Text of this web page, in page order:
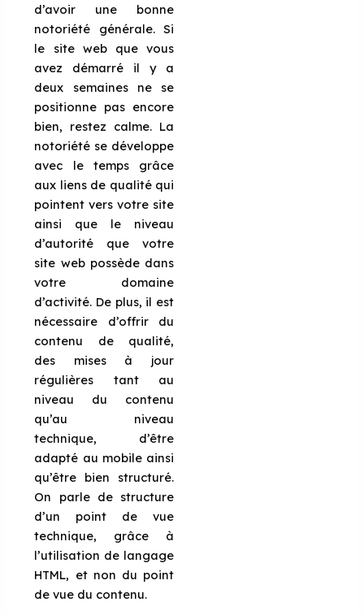
d’avoir une bonne
notoriété générale. Si
le site web que vous
avez démarré il y a
deux semaines ne se
positionne pas encore
bien, restez calme. La
notoriété se développe
avec le temps grâce
aux liens de qualité qui
pointent vers votre site
ainsi que le niveau
d’autorité que votre
site web possède dans
votre domaine
d’activité. De plus, il est
nécessaire d’offrir du
contenu de qualité,
des mises à jour
régulières tant au
niveau du contenu
qu’au niveau
technique, d’être
adapté au mobile ainsi
qu’être bien structuré.
On parle de structure
d’un point de vue
technique, grâce à
l’utilisation de langage
HTML, et non du point
de vue du contenu.